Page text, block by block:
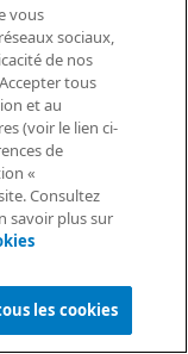
vous
sociaux,
de nos
tous
et au
(voir le lien ci-
de
«
Consultez
savoir plus sur
les cookies